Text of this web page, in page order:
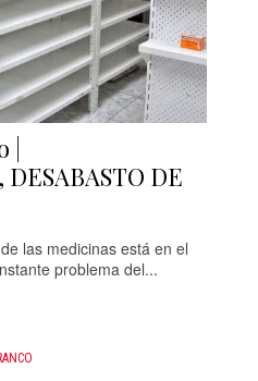
DE
las medicinas está en el
problema del...